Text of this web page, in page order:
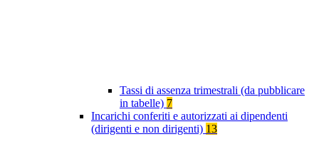
Tassi di assenza trimestrali (da pubblicare
in tabelle) 7
Incarichi conferiti e autorizzati ai dipendenti
(dirigenti e non dirigenti) 13